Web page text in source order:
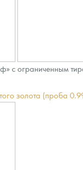
с ограниченным
золота (проба